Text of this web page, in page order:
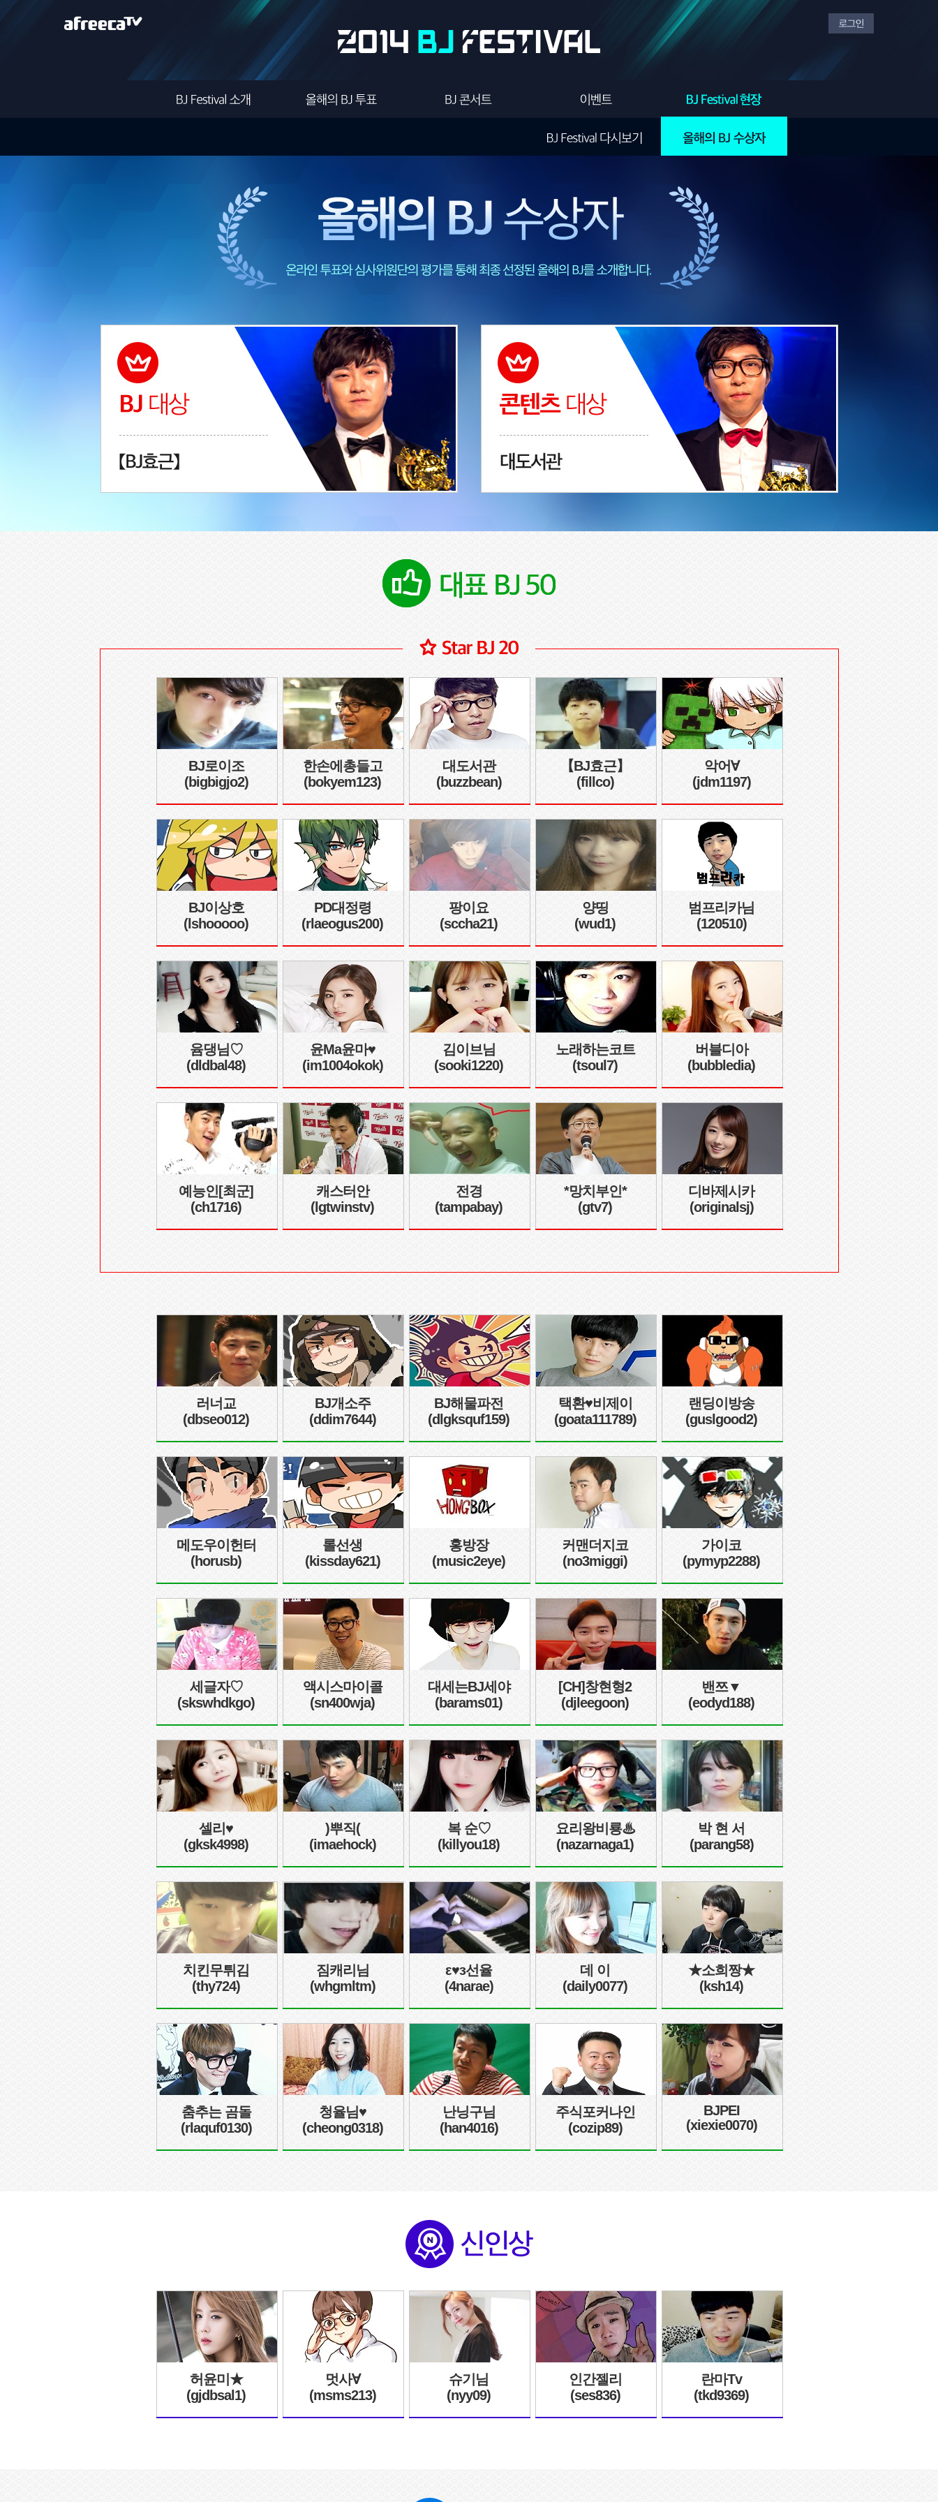
BJ로이조
(bigbigjo2)
한손에총들고
(bokyem123)
대도서관
(buzzbean)
【BJ효근】
(fillco)
악어∀
(jdm1197)
BJ이상호
(lshooooo)
PD대정령
(rlaeogus200)
팡이요
(sccha21)
양띵
(wud1)
범프리카님
(120510)
윰댕님♡
(dldbal48)
윤Ma윤마♥
(im1004okok)
김이브님
(sooki1220)
노래하는코트
(tsoul7)
버블디아
(bubbledia)
예능인[최군]
(ch1716)
캐스터안
(lgtwinstv)
전경
(tampabay)
*망치부인*
(gtv7)
디바제시카
(originalsj)
러너교
(dbseo012)
BJ개소주
(ddim7644)
BJ해물파전
(dlgksquf159)
택환♥비제이
(goata111789)
랜딩이방송
(guslgood2)
메도우이헌터
(horusb)
롤선생
(kissday621)
홍방장
(music2eye)
커맨더지코
(no3miggi)
가이코
(pymyp2288)
세글자♡
(skswhdkgo)
액시스마이콜
(sn400wja)
대세는BJ세야
(barams01)
[CH]창현형2
(djleegoon)
밴쯔▼
(eodyd188)
셀리♥
(gksk4998)
)뿌직(
(imaehock)
복 순♡
(killyou18)
요리왕비룡♨
(nazarnaga1)
박 현 서
(parang58)
치킨무튀김
(thy724)
짐캐리님
(whgmltm)
ε♥з선율
(4narae)
데 이
(daily0077)
★소희짱★
(ksh14)
춤추는 곰돌
(rlaquf0130)
청율님♥
(cheong0318)
난닝구님
(han4016)
주식포커나인
(cozip89)
BJPEI
(xiexie0070)
허윤미★
(gjdbsal1)
멋사∀
(msms213)
슈기님
(nyy09)
인간젤리
(ses836)
란마Tv
(tkd9369)